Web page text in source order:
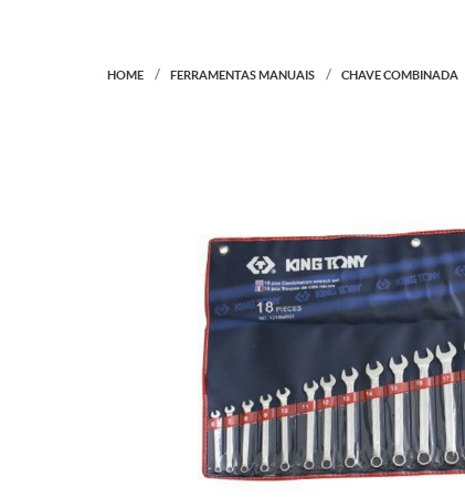
HOME FERRAMENTAS MANUAIS CHAVE COMBINADA